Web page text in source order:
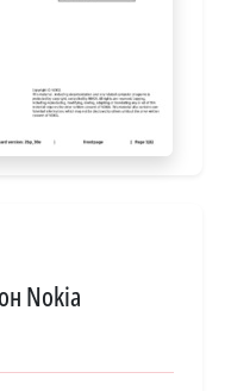
Nokia